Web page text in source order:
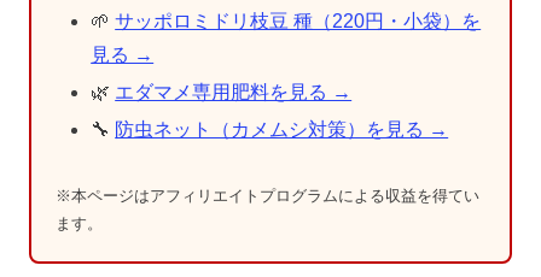
🌱サッポロミドリ枝豆 種（220円・小袋）を
見る →
🌿 エダマメ専用肥料を見る →
🔧 防虫ネット（カメムシ対策）を見る →
※本ページはアフィリエイトプログラムによる収益を得てい
ます。